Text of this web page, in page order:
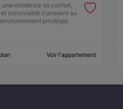
une résidence où confort,
convivialité s'unissent au
privilégié.
Voir l'appartement